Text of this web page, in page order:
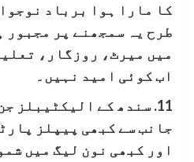
کا مارا ہوا برباد
طرح یہ سمجھنے پر مجبور
میں میرٹ، روزگار،
اب کوئی امید نہیں۔
11. سندھ کے الیکٹیبلز
جانب سے کبھی پیپلز
اور کبھی نون لیگ میں